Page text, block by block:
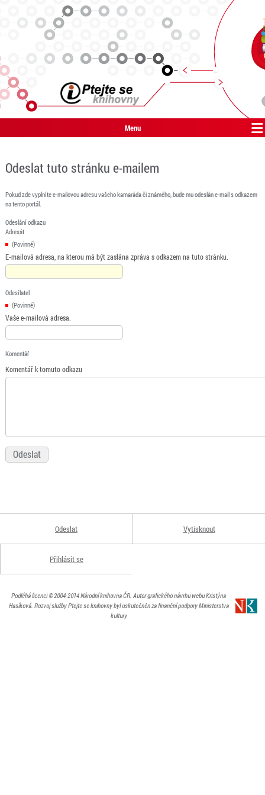
Menu
Odeslat tuto stránku e-mailem
Pokud zde vyplníte e-mailovou adresu vašeho kamaráda či známého, bude mu odeslán e-mail s odkazem
na tento portál.
Odeslání odkazu
Adresát
(Povinné)
E-mailová adresa, na kterou má být zaslána zpráva s odkazem na tuto stránku.
Odesílatel
(Povinné)
Vaše e-mailová adresa.
Komentář
Komentář k tomuto odkazu
Odeslat Vytisknout
Přihlásit se
Podléhá licenci© 2004-2014Národní knihovna ČR. Autor grafického návrhu webu Kristýna
Hasíková. Rozvoj služby Ptejte se knihovny byl uskutečněn za finanční podpory Ministerstva
kultury